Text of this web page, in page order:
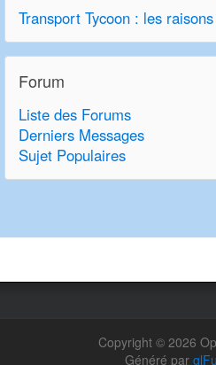
Transport Tycoon : les
Forum
Liste des Forums
Derniers Messages
Sujet Populaires
Copyright © 2026
Généré par